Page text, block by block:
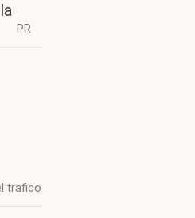
PR
trafico